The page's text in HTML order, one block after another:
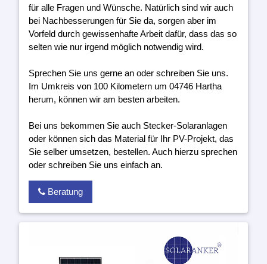
für alle Fragen und Wünsche. Natürlich sind wir auch
bei Nachbesserungen für Sie da, sorgen aber im
Vorfeld durch gewissenhafte Arbeit dafür, dass das so
selten wie nur irgend möglich notwendig wird.
Sprechen Sie uns gerne an oder schreiben Sie uns.
Im Umkreis von 100 Kilometern um 04746 Hartha
herum, können wir am besten arbeiten.
Bei uns bekommen Sie auch Stecker-Solaranlagen
oder können sich das Material für Ihr PV-Projekt, das
Sie selber umsetzen, bestellen. Auch hierzu sprechen
oder schreiben Sie uns einfach an.
Beratung